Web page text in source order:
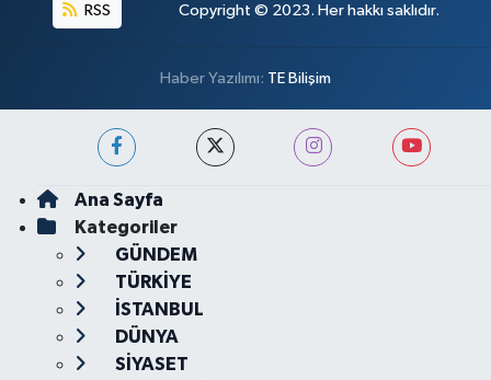
RSS Copyright © 2023. Her hakkı saklıdır.
Haber Yazılımı: TE Bilişim
Ana Sayfa
Kategoriler
GÜNDEM
TÜRKİYE
İSTANBUL
DÜNYA
SİYASET